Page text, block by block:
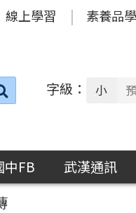
線上學習 素養品
搜
字級： 小
中FB 武漢通訊